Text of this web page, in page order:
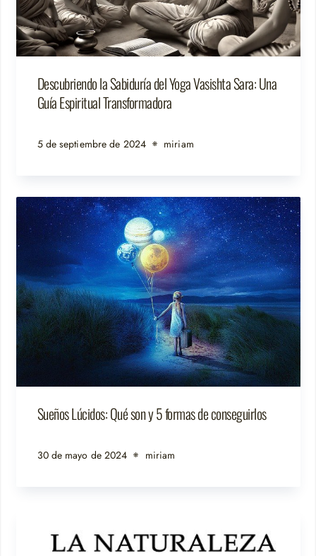
Descubriendo la Sabiduría del Yoga Vasishta Sara: Una
Guía Espiritual Transformadora
5 de septiembre de 2024 miriam
Sueños Lúcidos: Qué son y 5 formas de conseguirlos
30 de mayo de 2024 miriam